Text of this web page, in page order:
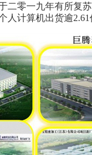
二零一九年有所复
人计算机出货逾